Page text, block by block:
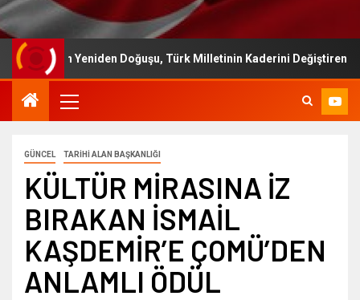
Yeniden Doğuşu, Türk Milletinin Kaderini Değiştiren Bir Sürecin
GÜNCEL TARİHİ ALAN BAŞKANLIĞI
KÜLTÜR MİRASINA İZ
BIRAKAN İSMAİL
KAŞDEMİR’E ÇOMÜ’DEN
ANLAMLI ÖDÜL